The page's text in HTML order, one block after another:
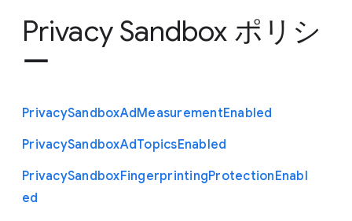
Privacy Sandbox ポリシ
ー
PrivacySandboxAdMeasurementEnabled
PrivacySandboxAdTopicsEnabled
PrivacySandboxFingerprintingProtectionEnabl
ed